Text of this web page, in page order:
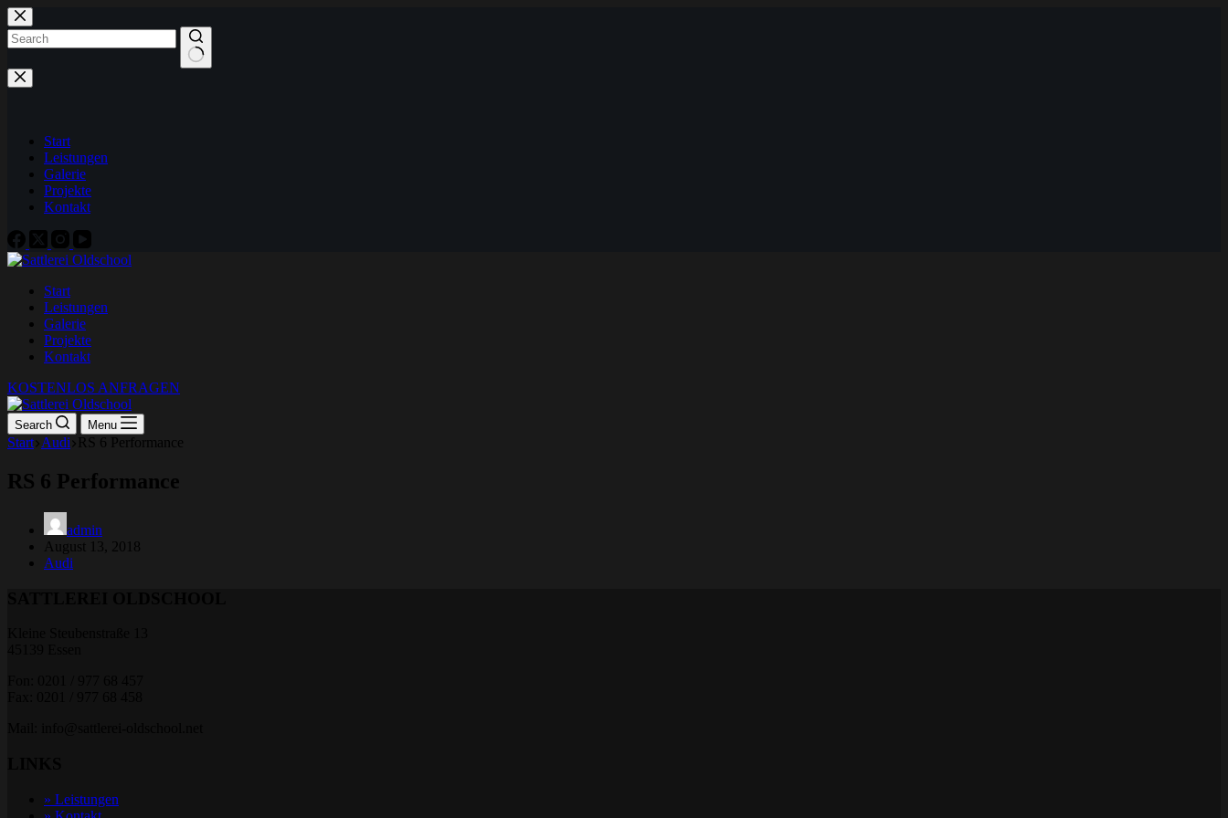
Zum
Inhalt
springen
Keine
Ergebnisse
Start
Leistungen
Galerie
Projekte
Kontakt
Start
Leistungen
Galerie
Projekte
Kontakt
KOSTENLOS ANFRAGEN
Search Menu
Start Audi RS 6 Performance
RS 6 Performance
admin
August 13, 2018
Audi
» Leistungen